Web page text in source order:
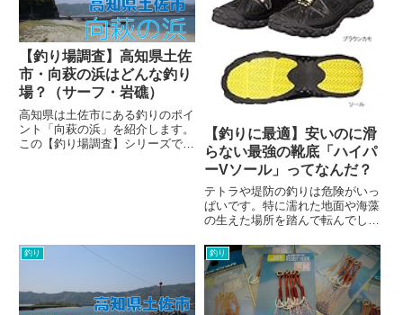
【釣り場調査】高知県土佐
市・向萩の浜はどんな釣り
場？（サーフ・岩礁）
高知県は土佐市にある釣りのポイ
ント「向萩の浜」を紹介します。
この【釣り場調査】シリーズで
【釣りに最適】安いのに滑
らない最強の靴底「ハイパ
ーVソール」ってなんだ？
テトラや堤防の釣りは危険がいっ
ぱいです。特に濡れた地面や海藻
の生えた場所を踏んで転んでしま
につながる可能性があります。磯
場であれば誰もが警戒し、磯靴を
準備して挑む人が大半です。しか
し、堤防やテトラでの釣りでは
な...
釣り 釣り